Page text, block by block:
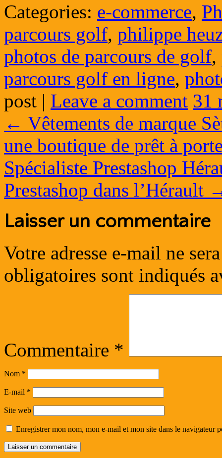
Categories: e-commerce,
parcours golf, philippe
photos de parcours de golf,
parcours golf en ligne,
post | Leave a comment 31
← Vêtements de marque
une boutique de prêt à
Spécialiste Prestashop
Prestashop dans l’Hérault
Laisser un commentaire
Votre adresse e-mail ne
obligatoires sont indiqués
Commentaire *
Nom *
E-mail *
Site web
Enregistrer mon nom, mon e-mail et mon site dans le navigateur